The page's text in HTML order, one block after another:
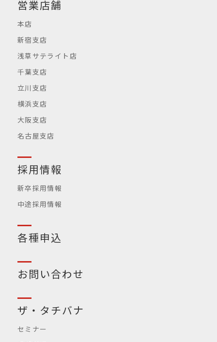
営業店舗
本店
新宿支店
浅草サテライト店
千葉支店
立川支店
横浜支店
大阪支店
名古屋支店
採用情報
新卒採用情報
中途採用情報
各種申込
お問い合わせ
ザ・タチバナ
セミナー